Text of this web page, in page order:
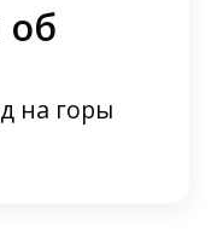
на горы